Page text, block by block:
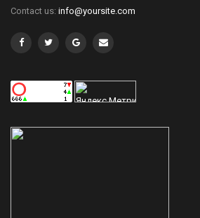
Contact us: info@yoursite.com